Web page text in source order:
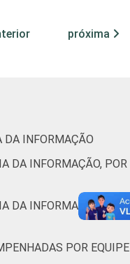
próxima
DA INFORMAÇÃO
DA INFORMAÇÃO, POR
DA INFORMAÇÃO, POR
POR EQUIPE